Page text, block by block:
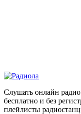
Слушать онлайн
бесплатно и без
плейлисты